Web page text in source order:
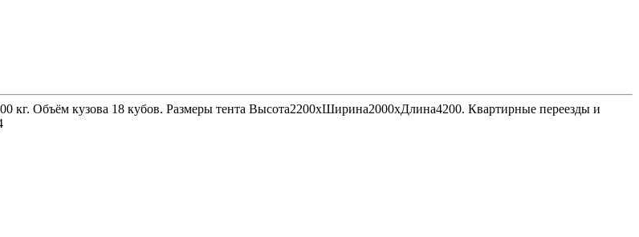
кг. Объём кузова 18 кубов. Размеры тента Высота2200хШирина2000хДлина4200. Квартирные переезды и